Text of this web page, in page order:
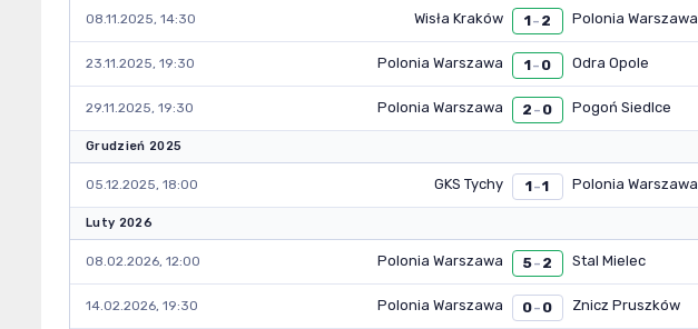
08.11.2025, 14:30 Wisła Kraków 1– 2 Polonia Warszawa
23.11.2025, 19:30 Polonia Warszawa 1– 0 Odra Opole
29.11.2025, 19:30 Polonia Warszawa 2 – 0 Pogoń Siedlce
Grudzień 2025
05.12.2025, 18:00 GKS Tychy 1–1 Polonia Warszawa
Luty 2026
08.02.2026, 12:00 Polonia Warszawa 5– 2 Stal Mielec
14.02.2026, 19:30 Polonia Warszawa 0– 0 Znicz Pruszków